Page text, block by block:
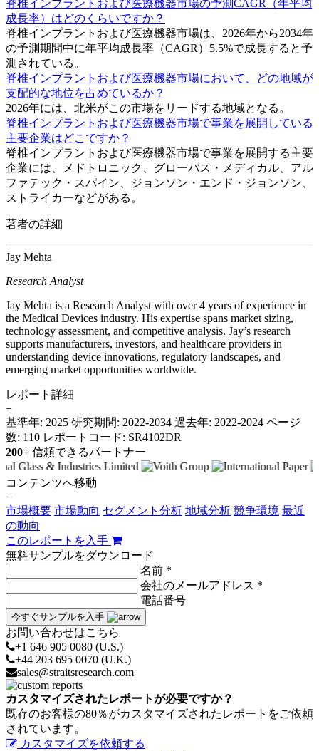
脊椎インプラントおよび医療機器市場の予測CAGR（年平均
成長率）はどのくらいですか？
脊椎インプラントおよび医療機器市場は、2026年から2034年
の予測期間中に年平均成長率（CAGR）5.5%で成長すると予
測されている。
脊椎インプラントおよび医療機器市場において、どの地域が
支配的な地位を占めているか？
2026年には、北米がこの市場をリードする地域となる。
脊椎インプラントおよび医療機器市場で事業を展開している
主要企業はどこですか？
脊椎インプラントおよび医療機器市場で事業を展開する主要
企業には、メドトロニック、グローバス・メディカル、アル
ファテック・スパイン、ジョンソン・エンド・ジョンソン、
ストライカーなどがある。
著者の詳細
Jay Mehta
Research Analyst
Jay Mehta is a Research Analyst with over 4 years of experience in
the Medical Devices industry. His expertise spans market sizing,
technology assessment, and competitive analysis. Jay’s research
supports manufacturers, investors, and healthcare providers in
understanding device innovations, regulatory landscapes, and
emerging market opportunities worldwide.
レポート詳細
−
基準年: 2025 研究期間: 2022-2034 過去年: 2022-2024 ページ
数: 110 レポートコード: SR4102DR
200+ 信頼できるパートナー
コンテンツへ移動
−
市場概要 市場動向 セグメント分析 地域分析 競争環境 最近
の動向
このレポートを入手
無料サンプルをダウンロード
名前 *
会社のメールアドレス *
電話番号
今すぐサンプルを入手
お問い合わせはこちら
+1 646 905 0080 (U.S.)
+44 203 695 0070 (U.K.)
sales@straitsresearch.com
カスタマイズされたレポートが必要ですか？
既存のお客様の80％がカスタマイズされたレポートをご依頼
されています。
カスタマイズを依頼する